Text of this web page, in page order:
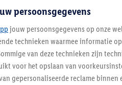
persoonsgegevens
jouw persoonsgegevens op onze
technieken waarmee informatie
van deze technieken zijn
voor het opslaan van
gepersonaliseerde reclame binnen